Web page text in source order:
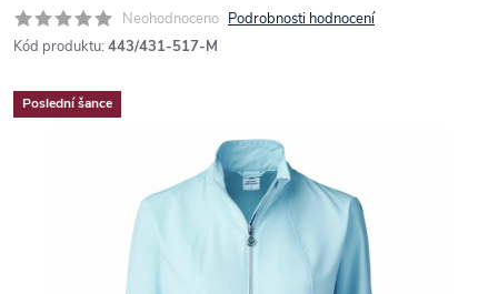
Neohodnoceno Podrobnosti hodnocení
Kód produktu: 443/431-517-M
Poslední šance